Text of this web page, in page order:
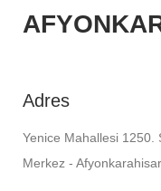
Adres
Yenice Mahallesi 1250.
Merkez - Afyonkarahisar